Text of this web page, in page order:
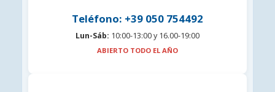
Teléfono: +39 050 754492
Lun-Sáb: 10:00-13:00 y 16.00-19:00
ABIERTO TODO EL AÑO